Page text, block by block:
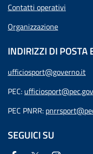
Contatti operativi
Organizzazione
INDIRIZZI DI POSTA
ufficiosport@governo.it
PEC:
PEC PNRR:
SEGUICI SU